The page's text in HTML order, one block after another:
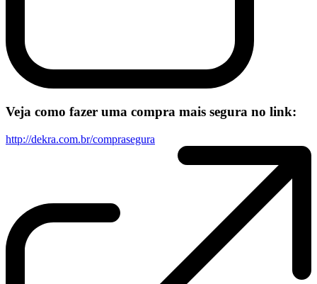
Veja como fazer uma compra mais segura no link:
http://dekra.com.br/comprasegura